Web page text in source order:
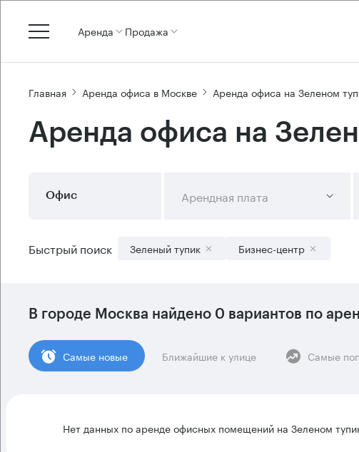
Аренда Продажа
Главная Аренда офиса в Москве Аренда офиса на Зеленом
Аренда офиса на
Офис Арендная плата
Быстрый поиск Зеленый тупик Бизнес-центр
В городе Москва найдено 0 вариантов по
Cамые новые Ближайшие к улице Самые
Нет данных по аренде офисных помещений на Зеленом